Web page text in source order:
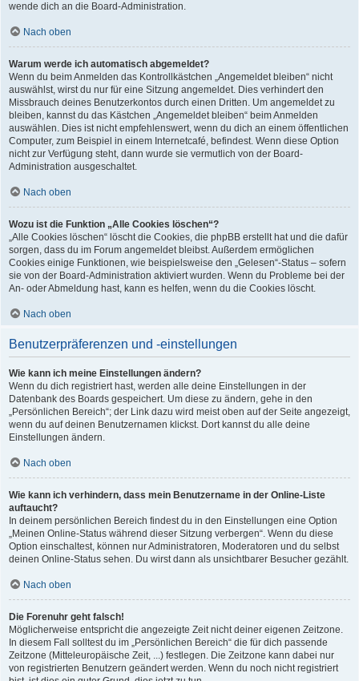
wende dich an die Board-Administration.
Nach oben
Warum werde ich automatisch abgemeldet?
Wenn du beim Anmelden das Kontrollkästchen „Angemeldet bleiben“ nicht
auswählst, wirst du nur für eine Sitzung angemeldet. Dies verhindert den
Missbrauch deines Benutzerkontos durch einen Dritten. Um angemeldet zu
bleiben, kannst du das Kästchen „Angemeldet bleiben“ beim Anmelden
auswählen. Dies ist nicht empfehlenswert, wenn du dich an einem öffentlichen
Computer, zum Beispiel in einem Internetcafé, befindest. Wenn diese Option
nicht zur Verfügung steht, dann wurde sie vermutlich von der Board-
Administration ausgeschaltet.
Nach oben
Wozu ist die Funktion „Alle Cookies löschen“?
„Alle Cookies löschen“ löscht die Cookies, die phpBB erstellt hat und die dafür
sorgen, dass du im Forum angemeldet bleibst. Außerdem ermöglichen
Cookies einige Funktionen, wie beispielsweise den „Gelesen“-Status – sofern
sie von der Board-Administration aktiviert wurden. Wenn du Probleme bei der
An- oder Abmeldung hast, kann es helfen, wenn du die Cookies löscht.
Nach oben
Benutzerpräferenzen und -einstellungen
Wie kann ich meine Einstellungen ändern?
Wenn du dich registriert hast, werden alle deine Einstellungen in der
Datenbank des Boards gespeichert. Um diese zu ändern, gehe in den
„Persönlichen Bereich“; der Link dazu wird meist oben auf der Seite angezeigt,
wenn du auf deinen Benutzernamen klickst. Dort kannst du alle deine
Einstellungen ändern.
Nach oben
Wie kann ich verhindern, dass mein Benutzername in der Online-Liste
auftaucht?
In deinem persönlichen Bereich findest du in den Einstellungen eine Option
„Meinen Online-Status während dieser Sitzung verbergen“. Wenn du diese
Option einschaltest, können nur Administratoren, Moderatoren und du selbst
deinen Online-Status sehen. Du wirst dann als unsichtbarer Besucher gezählt.
Nach oben
Die Forenuhr geht falsch!
Möglicherweise entspricht die angezeigte Zeit nicht deiner eigenen Zeitzone.
In diesem Fall solltest du im „Persönlichen Bereich“ die für dich passende
Zeitzone (Mitteleuropäische Zeit, ...) festlegen. Die Zeitzone kann dabei nur
von registrierten Benutzern geändert werden. Wenn du noch nicht registriert